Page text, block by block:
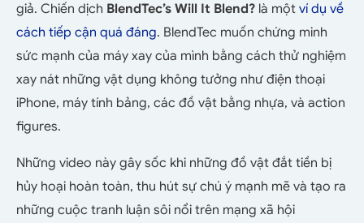
giả. Chiến dịch BlendTec’s Will It Blend? là một ví dụ về
cách tiếp cận quá đáng. BlendTec muốn chứng minh
sức mạnh của máy xay của mình bằng cách thử nghiệm
xay nát những vật dụng không tưởng như điện thoại
iPhone, máy tính bảng, các đồ vật bằng nhựa, và action
figures.
Những video này gây sốc khi những đồ vật đắt tiền bị
hủy hoại hoàn toàn, thu hút sự chú ý mạnh mẽ và tạo ra
những cuộc tranh luận sôi nổi trên mạng xã hội